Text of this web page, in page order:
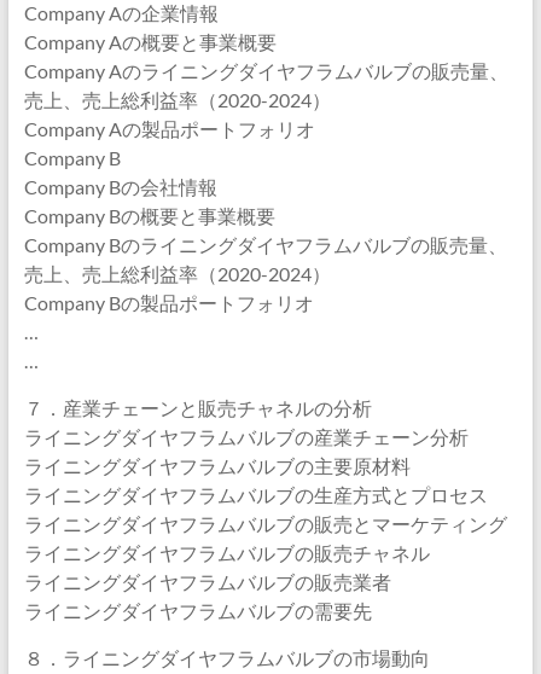
Company Aの企業情報
Company Aの概要と事業概要
Company Aのライニングダイヤフラムバルブの販売量、
売上、売上総利益率（2020-2024）
Company Aの製品ポートフォリオ
Company B
Company Bの会社情報
Company Bの概要と事業概要
Company Bのライニングダイヤフラムバルブの販売量、
売上、売上総利益率（2020-2024）
Company Bの製品ポートフォリオ
…
…
７．産業チェーンと販売チャネルの分析
ライニングダイヤフラムバルブの産業チェーン分析
ライニングダイヤフラムバルブの主要原材料
ライニングダイヤフラムバルブの生産方式とプロセス
ライニングダイヤフラムバルブの販売とマーケティング
ライニングダイヤフラムバルブの販売チャネル
ライニングダイヤフラムバルブの販売業者
ライニングダイヤフラムバルブの需要先
８．ライニングダイヤフラムバルブの市場動向